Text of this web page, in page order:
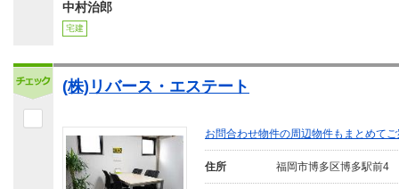
中村治郎
宅建
(株)リバース・エステート
お問合わせ物件の周辺物件もまとめて
住所 福岡市博多区博多駅前4